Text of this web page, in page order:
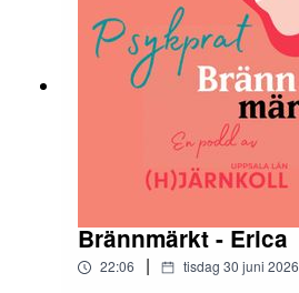
Brännmärkt - Erica
22:06 | tisdag 30 juni 2026